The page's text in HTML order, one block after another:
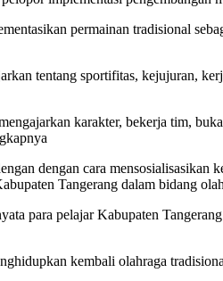
permainan tradisional
tentang sportifitas, kejujuran,
karakter, bekerja tim,
dengan cara
Tangerang dalam bidang
para pelajar Kabupaten
kembali olahraga